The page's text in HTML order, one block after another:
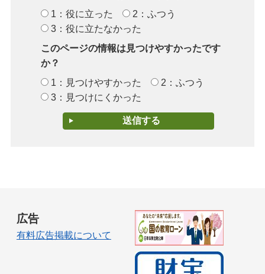
1：役に立った
2：ふつう
3：役に立たなかった
このページの情報は見つけやすかったです
か？
1：見つけやすかった
2：ふつう
3：見つけにくかった
広告
有料広告掲載について